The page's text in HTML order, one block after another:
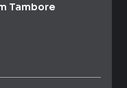
Tambore